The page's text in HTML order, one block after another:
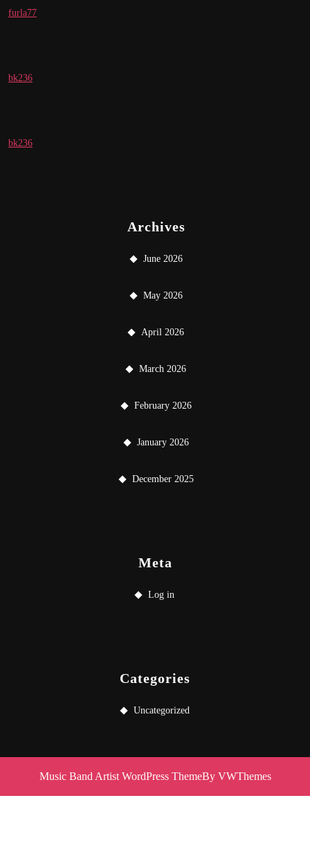
furla77
bk236
bk236
Archives
June 2026
May 2026
April 2026
March 2026
February 2026
January 2026
December 2025
Meta
Log in
Categories
Uncategorized
Music Band Artist WordPress ThemeBy VWThemes